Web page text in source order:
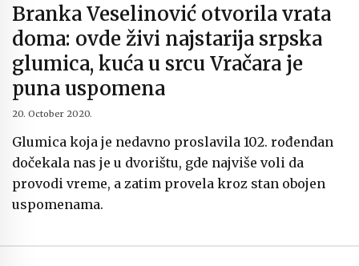
Branka Veselinović otvorila vrata
doma: ovde živi najstarija srpska
glumica, kuća u srcu Vračara je
puna uspomena
20. October 2020.
Glumica koja je nedavno proslavila 102. rođendan
dočekala nas je u dvorištu, gde najviše voli da
provodi vreme, a zatim provela kroz stan obojen
uspomenama.